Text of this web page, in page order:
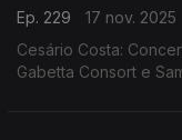
Ep. 229
17 nov. 2025
Cesário Costa:
Gabetta Consort e